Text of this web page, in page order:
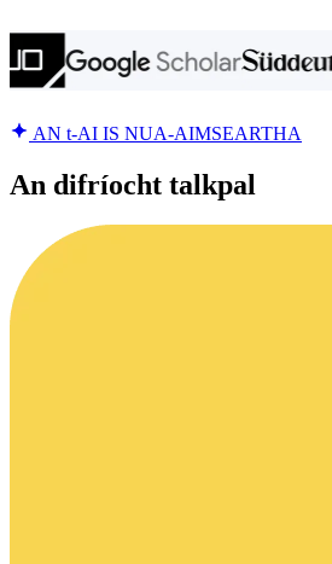
AN t-AI IS NUA-AIMSEARTHA
An difríocht talkpal